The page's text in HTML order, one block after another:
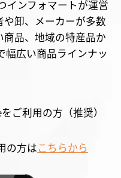
インフォマートが運営
や卸、メーカーが多数
商品、地域の特産品か
幅広い商品ラインナッ
ご利用の方（推奨）
の方はこちらから